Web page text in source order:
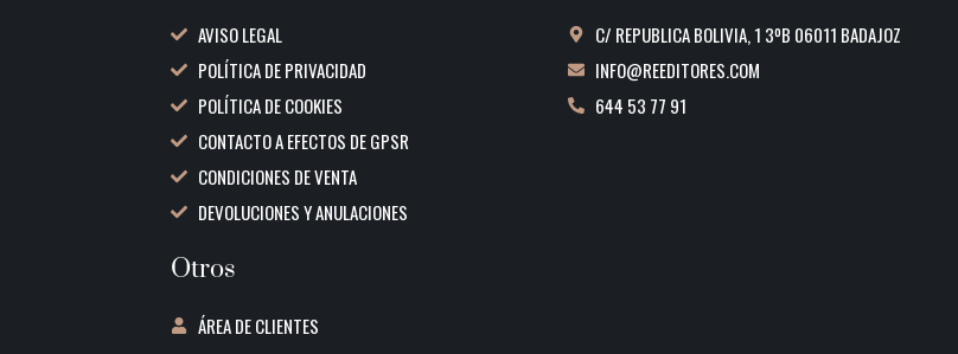
AVISO LEGAL
POLÍTICA DE PRIVACIDAD
POLÍTICA DE COOKIES
CONTACTO A EFECTOS DE GPSR
CONDICIONES DE VENTA
DEVOLUCIONES Y ANULACIONES
Otros
ÁREA DE CLIENTES
C/ REPUBLICA BOLIVIA, 1 3ºB 06011 BADAJOZ
INFO@REEDITORES.COM
644 53 77 91